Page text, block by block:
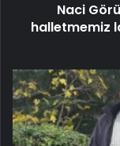
Naci
halletmemiz